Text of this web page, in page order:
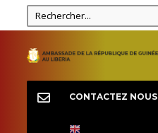
CONTACTEZ NOUS